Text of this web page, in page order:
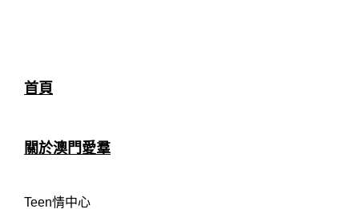
首頁
關於澳門愛羣
Teen情中心